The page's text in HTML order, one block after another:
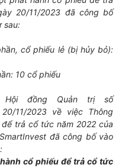
20/11/2023 đã công bố
sau:
cổ phiếu lẻ (bị hủy bỏ):
10 cổ phiếu
đồng Quản trị số
20/11/2023 về việc Thông
trả cổ tức năm 2022 của
đã công bố vào
cổ phiếu để trả cổ tức